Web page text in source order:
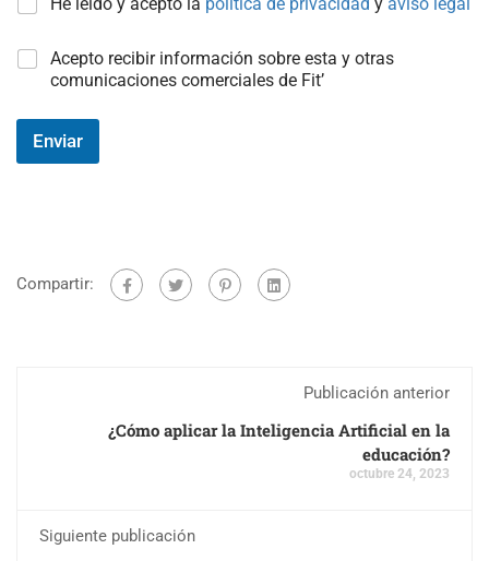
C
p
#
i
Acepto recibir información sobre esta y otras
comunicaciones comerciales de Fit’
Enviar
Compartir:
Publicación anterior
¿Cómo aplicar la Inteligencia Artificial en la
educación?
octubre 24, 2023
Siguiente publicación